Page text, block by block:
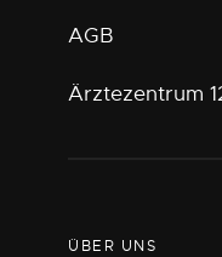
AGB
Ärztezentrum
ÜBER UNS